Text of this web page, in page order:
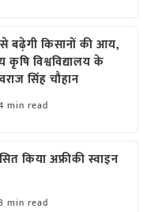
बढ़ेगी किसानों की आय,
कृषि विश्वविद्यालय के
सिंह चौहान
min read
किया अफ्रीकी स्वाइन
min read